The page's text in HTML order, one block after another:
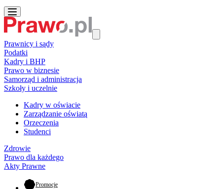
Prawnicy i sądy
Podatki
Kadry i BHP
Prawo w biznesie
Samorząd i administracja
Szkoły i uczelnie
Kadry w oświacie
Zarządzanie oświatą
Orzeczenia
Studenci
Zdrowie
Prawo dla każdego
Akty Prawne
Promocje- otwiera się w nowej karcie